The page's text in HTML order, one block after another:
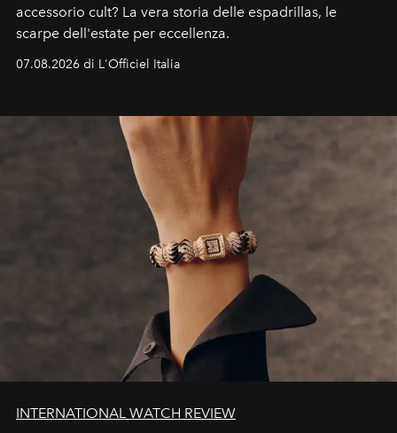
accessorio cult? La vera storia delle espadrillas, le
scarpe dell'estate per eccellenza.
07.08.2026 di L'Officiel Italia
INTERNATIONAL WATCH REVIEW